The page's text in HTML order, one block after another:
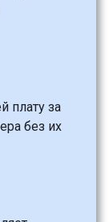
плату за
без их